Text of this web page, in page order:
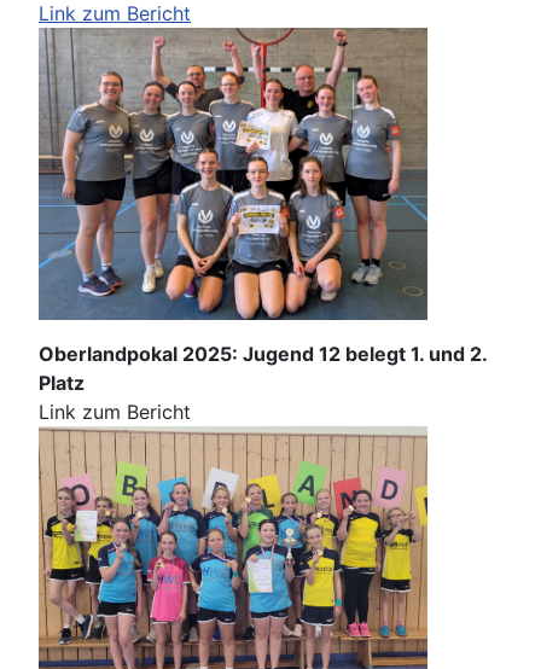
Link zum Bericht
Oberlandpokal 2025: Jugend 12 belegt 1. und 2.
Platz
Link zum Bericht